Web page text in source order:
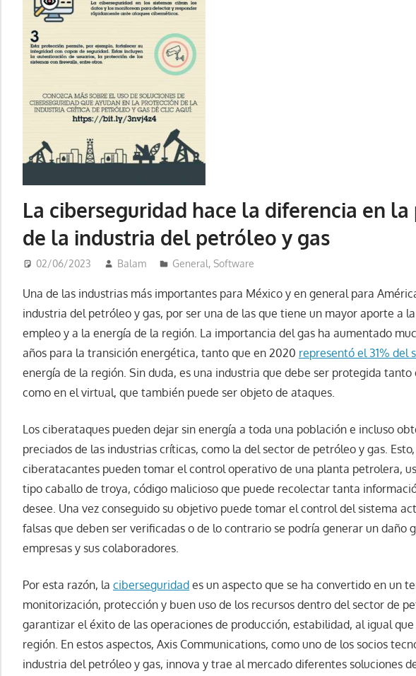
La ciberseguridad hace la diferencia en
de la industria del petróleo y gas
02/06/2023 Balam General, Software
Una de las industrias más importantes para México y en general para
industria del petróleo y gas, por ser una de las que tiene un mayor aporte a
empleo y a la energía de la región. La importancia del gas ha aumentado
años para la transición energética, tanto que en 2020 representó el 31% del
energía de la región. Sin duda, es una industria que debe ser protegida tanto
como en el virtual, que también puede ser objeto de ataques.
Los ciberataques pueden dejar sin energía a toda una población e incluso
preciados de las industrias críticas, como la del sector de petróleo y gas.
ciberatacantes pueden tomar el control operativo de una planta petrolera,
tipo caballo de troya, código malicioso que puede recolectar tanta
desee. Una vez conseguido su objetivo puede tomar el control del sistema
falsas que deben ser verificadas o de lo contrario se podría generar un daño
empresas y sus colaboradores.
Por esta razón, la ciberseguridad es un aspecto que se ha convertido en un
monitorización, protección y buen uso de los recursos dentro del sector de
garantizar el éxito de las operaciones de producción, estabilidad, al igual
región. En estos aspectos, Axis Communications, como uno de los socios
industria del petróleo y gas, innova y trae al mercado diferentes soluciones